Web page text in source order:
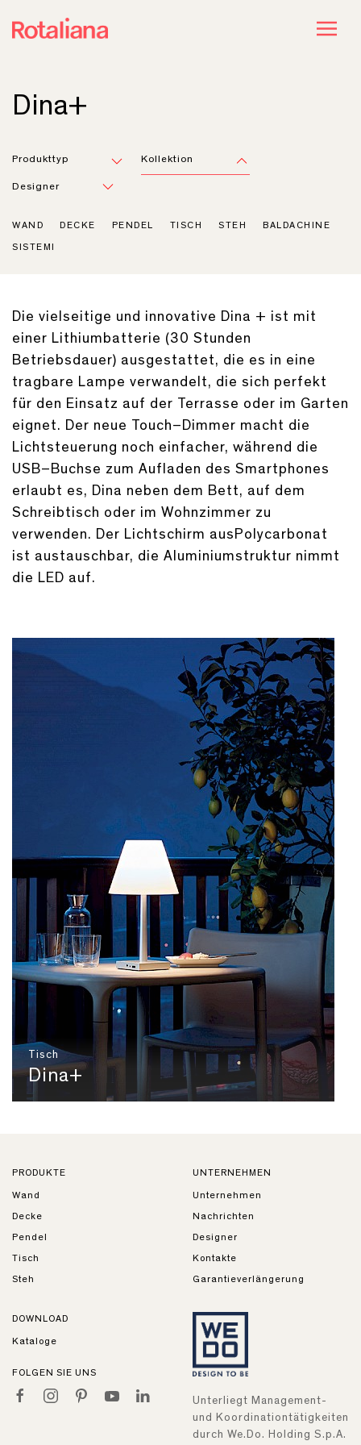
Dina+
Produkttyp Kollektion
Designer
WAND DECKE PENDEL TISCH STEH BALDACHINE
SISTEMI
Die vielseitige und innovative Dina + ist mit
einer Lithiumbatterie (30 Stunden
Betriebsdauer) ausgestattet, die es in eine
tragbare Lampe verwandelt, die sich perfekt
für den Einsatz auf der Terrasse oder im Garten
eignet. Der neue Touch–Dimmer macht die
Lichtsteuerung noch einfacher, während die
USB–Buchse zum Aufladen des Smartphones
erlaubt es, Dina neben dem Bett, auf dem
Schreibtisch oder im Wohnzimmer zu
verwenden. Der Lichtschirm ausPolycarbonat
ist austauschbar, die Aluminiumstruktur nimmt
die LED auf.
Tisch
Dina+
PRODUKTE
Wand
Decke
Pendel
Tisch
Steh
UNTERNEHMEN
Unternehmen
Nachrichten
Designer
Kontakte
Garantieverlängerung
DOWNLOAD
Kataloge
FOLGEN SIE UNS
Unterliegt Management-
und Koordinationtätigkeiten
durch We.Do. Holding S.p.A.